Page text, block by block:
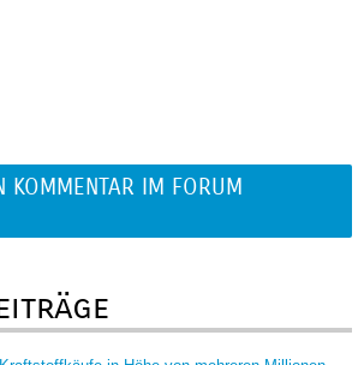
KOMMENTAR IM FORUM